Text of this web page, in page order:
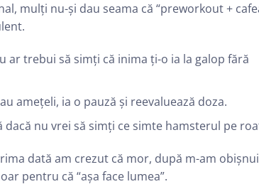
mulți nu-și dau seama că “preworkout +
trebui să simți că inima ți-o ia la galop fără
amețeli, ia o pauză și reevaluează doza.
nu vrei să simți ce simte hamsterul pe
dată am crezut că mor, după m-am
pentru că “așa face lumea”.